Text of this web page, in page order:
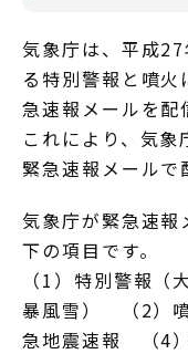
気象庁は、平成
る特別警報と噴
急速報メールを配
これにより、気
緊急速報メールで
気象庁が緊急速報
下の項目です。
（1）特別警報（
暴風雪） （2）
急地震速報 （4